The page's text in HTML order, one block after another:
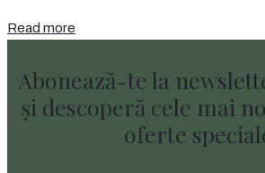
Read more
Abonează-te la
și descoperă cele mai
oferte